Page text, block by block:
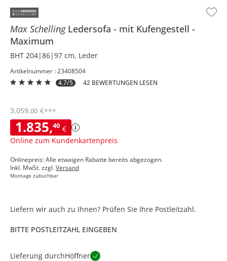
Max Schelling Ledersofa
mit Kufengestell
Maximum
BHT 204|86|97 cm, Leder
Artikelnummer : 23408504
4.7/5
42 BEWERTUNGEN LESEN
1.835,40 €
Online zum Kundenkartenpreis
3.059,00 €***
Onlinepreis: Alle etwaigen Rabatte bereits abgezogen.
Inkl. MwSt. zzgl.Versand
Montage zubuchbar
Liefern wir auch zu Ihnen? Prüfen Sie Ihre Postleitzahl.
BITTE POSTLEITZAHL EINGEBEN
Lieferung durchHöffner